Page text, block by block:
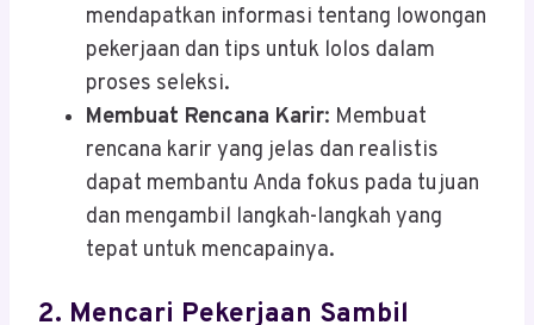
mendapatkan informasi tentang lowongan
pekerjaan dan tips untuk lolos dalam
proses seleksi.
Membuat Rencana Karir: Membuat
rencana karir yang jelas dan realistis
dapat membantu Anda fokus pada tujuan
dan mengambil langkah-langkah yang
tepat untuk mencapainya.
2. Mencari Pekerjaan Sambil